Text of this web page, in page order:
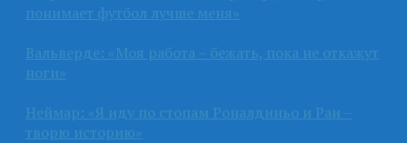
понимает футбол лучше меня»
Вальверде: «Моя работа – бежать, пока не откажут
ноги»
Неймар: «Я иду по стопам Роналдиньо и Раи –
творю историю»